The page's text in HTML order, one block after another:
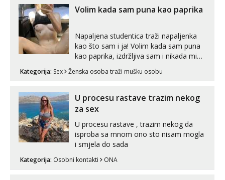
Volim kada sam puna kao paprika
Napaljena studentica traži napaljenka
kao što sam i ja! Volim kada sam puna
kao paprika, izdržljiva sam i nikada mi
puta dnevno bilo kad i bilo gdje zato se
link ispod i nadji me tamo, cekam te!
Kategorija: Sex Ženska osoba traži mušku osobu
U procesu rastave trazim nekog
za sex
U procesu rastave , trazim nekog da
isproba sa mnom ono sto nisam mogla
i smjela do sada
Kategorija: Osobni kontakti ONA